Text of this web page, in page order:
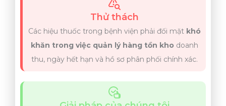
Thử thách
Các hiệu thuốc trong bệnh viện phải đối mặt khó
khăn trong việc quản lý hàng tồn kho doanh
thu, ngày hết hạn và hồ sơ phân phối chính xác.